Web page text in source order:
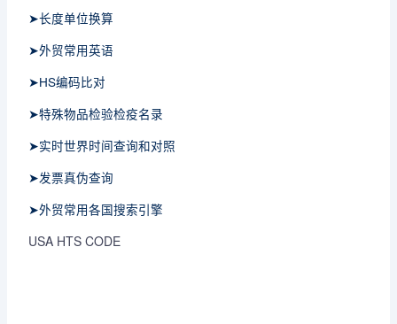
➤长度单位换算
➤外贸常用英语
➤HS编码比对
➤特殊物品检验检疫名录
➤实时世界时间查询和对照
➤发票真伪查询
➤外贸常用各国搜索引擎
USA HTS CODE